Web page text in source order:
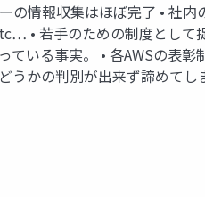
情報収集はほぼ完了 • 社内
• 若手のための制度として
いる事実。 • 各AWSの表彰
かの判別が出来ず諦めてし